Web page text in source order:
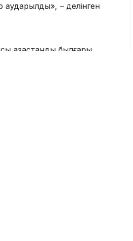
аударылды», – делінген
қазақстандық былғары